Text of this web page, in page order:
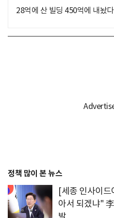
28억에 산 빌딩 450억에 내놨
정책 많이 본 뉴스
[세종 인사이
아서 되겠냐"